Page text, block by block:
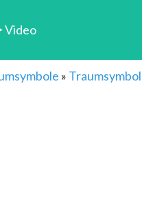
Video
»